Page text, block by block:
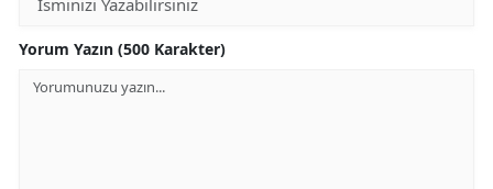
Yorum Yazın (500 Karakter)